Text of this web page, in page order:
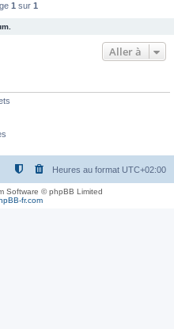
1 sur 1
Aller à
Heures au format UTC+02:00
Software © phpBB Limited
fr.com